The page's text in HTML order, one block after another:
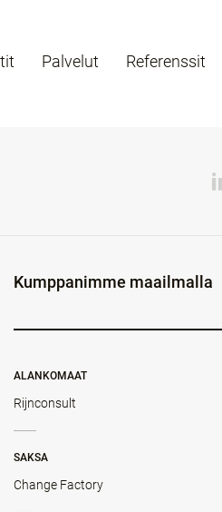
Palvelut Referenssit
Kumppanimme maailmalla
ALANKOMAAT
Rijnconsult
SAKSA
Change Factory